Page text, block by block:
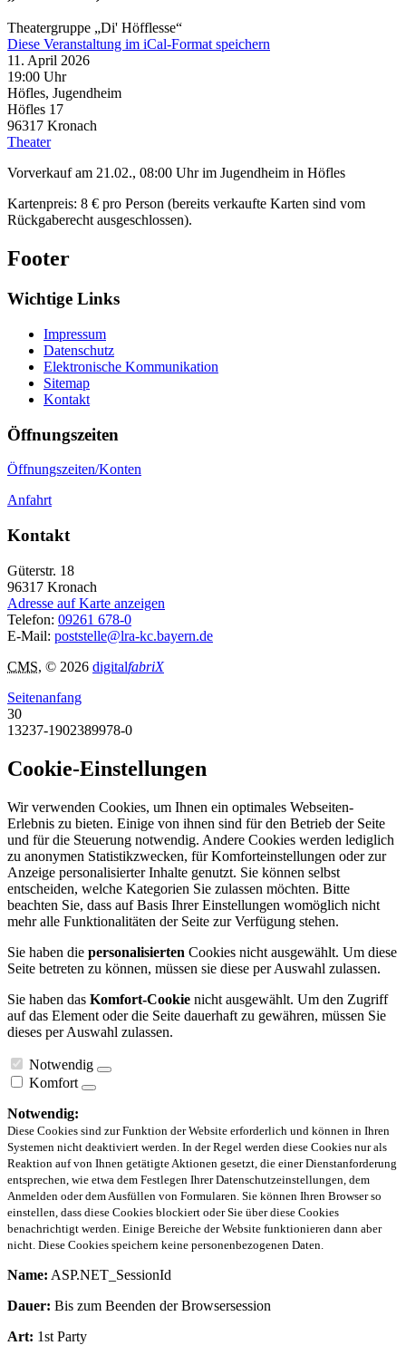
Theatergruppe „Di' Höfflesse“
Diese Veranstaltung im iCal-Format speichern
11. April 2026
19:00 Uhr
Höfles, Jugendheim
Höfles 17
96317 Kronach
Theater
Vorverkauf am 21.02., 08:00 Uhr im Jugendheim in Höfles
Kartenpreis: 8 € pro Person (bereits verkaufte Karten sind vom
Rückgaberecht ausgeschlossen).
Footer
Wichtige Links
Impressum
Datenschutz
Elektronische Kommunikation
Sitemap
Kontakt
Öffnungszeiten
Öffnungszeiten/Konten
Anfahrt
Kontakt
Güterstr. 18
96317 Kronach
Adresse auf Karte anzeigen
Telefon: 09261 678-0
E-Mail: poststelle@lra-kc.bayern.de
CMS, © 2026 digitalfabriX
Seitenanfang
30
13237-1902389978-0
Cookie-Einstellungen
Wir verwenden Cookies, um Ihnen ein optimales Webseiten-
Erlebnis zu bieten. Einige von ihnen sind für den Betrieb der Seite
und für die Steuerung notwendig. Andere Cookies werden lediglich
zu anonymen Statistikzwecken, für Komforteinstellungen oder zur
Anzeige personalisierter Inhalte genutzt. Sie können selbst
entscheiden, welche Kategorien Sie zulassen möchten. Bitte
beachten Sie, dass auf Basis Ihrer Einstellungen womöglich nicht
mehr alle Funktionalitäten der Seite zur Verfügung stehen.
Sie haben die personalisierten Cookies nicht ausgewählt. Um diese
Seite betreten zu können, müssen sie diese per Auswahl zulassen.
Sie haben das Komfort-Cookie nicht ausgewählt. Um den Zugriff
auf das Element oder die Seite dauerhaft zu gewähren, müssen Sie
dieses per Auswahl zulassen.
Notwendig
Komfort
Notwendig:
Diese Cookies sind zur Funktion der Website erforderlich und können in Ihren
Systemen nicht deaktiviert werden. In der Regel werden diese Cookies nur als
Reaktion auf von Ihnen getätigte Aktionen gesetzt, die einer Dienstanforderung
entsprechen, wie etwa dem Festlegen Ihrer Datenschutzeinstellungen, dem
Anmelden oder dem Ausfüllen von Formularen. Sie können Ihren Browser so
einstellen, dass diese Cookies blockiert oder Sie über diese Cookies
benachrichtigt werden. Einige Bereiche der Website funktionieren dann aber
nicht. Diese Cookies speichern keine personenbezogenen Daten.
Name: ASP.NET_SessionId
Dauer: Bis zum Beenden der Browsersession
Art: 1st Party